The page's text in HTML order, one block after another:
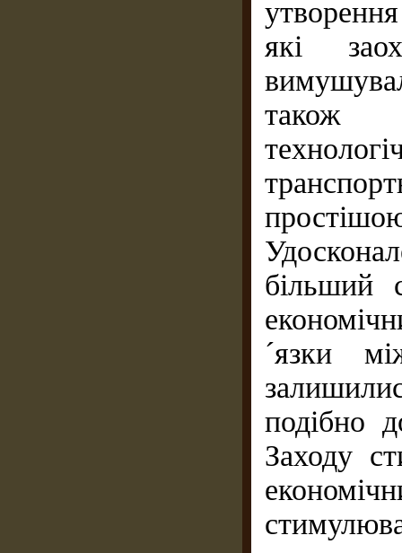
які
також
більший
´язки
подібно
Заходу